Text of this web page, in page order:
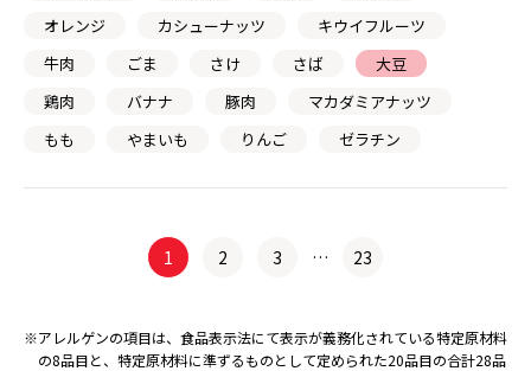
オレンジ
カシューナッツ
キウイフルーツ
牛肉
ごま さけ さば
大豆
鶏肉
バナナ 豚肉
マカダミアナッツ
もも
やまいも りんご ゼラチン
1 2 3 … 23
※アレルゲンの項目は、食品表示法にて表示が義務化されている特定原材料
の8品目と、特定原材料に準ずるものとして定められた20品目の合計28品